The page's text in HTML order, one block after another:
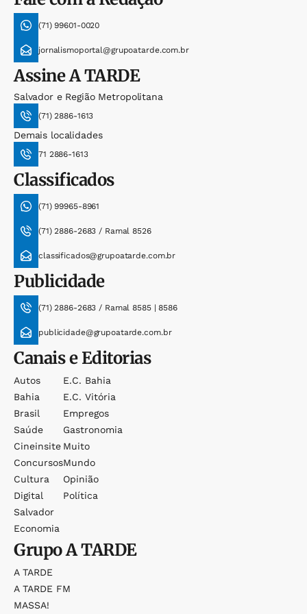
(71) 99601-0020
jornalismoportal@grupoatarde.com.br
AssineA TARDE
Salvador e Região Metropolitana
(71) 2886-1613
Demais localidades
71 2886-1613
Classificados
(71) 99965-8961
(71) 2886-2683 / Ramal 8526
classificados@grupoatarde.com.br
Publicidade
(71) 2886-2683 / Ramal 8585 | 8586
publicidade@grupoatarde.com.br
Canais e Editorias
Autos
Bahia
Brasil
Saúde
Cineinsite
Concursos
Cultura
Digital
Salvador
Economia
E.c. Bahia
E.c. Vitória
Empregos
Gastronomia
Muito
Mundo
Opinião
Política
GrupoA TARDE
A TARDE
A TARDE FM
MASSA!